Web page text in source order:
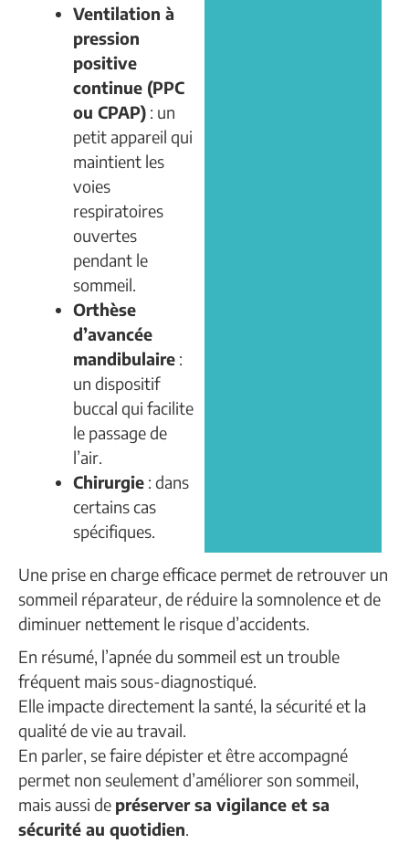
Ventilation à
pression
positive
continue (PPC
ou CPAP) : un
petit appareil qui
maintient les
voies
respiratoires
ouvertes
pendant le
sommeil.
Orthèse
d’avancée
mandibulaire :
un dispositif
buccal qui facilite
le passage de
l’air.
Chirurgie : dans
certains cas
spécifiques.
Une prise en charge efficace permet de retrouver un
sommeil réparateur, de réduire la somnolence et de
diminuer nettement le risque d’accidents.
En résumé, l’apnée du sommeil est un trouble
fréquent mais sous-diagnostiqué.
Elle impacte directement la santé, la sécurité et la
qualité de vie au travail.
En parler, se faire dépister et être accompagné
permet non seulement d’améliorer son sommeil,
mais aussi de préserver sa vigilance et sa
sécurité au quotidien